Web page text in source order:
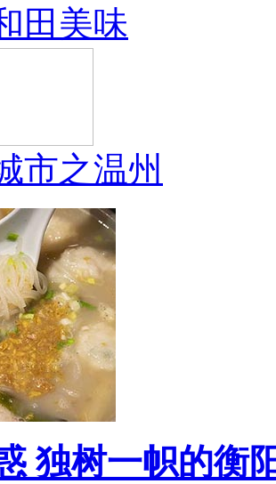
田美味
市之温州
独树一帜的衡